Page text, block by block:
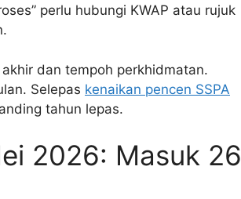
perlu hubungi KWAP atau rujuk
dan tempoh perkhidmatan.
Selepas kenaikan pencen SSPA
tahun lepas.
2026: Masuk 26